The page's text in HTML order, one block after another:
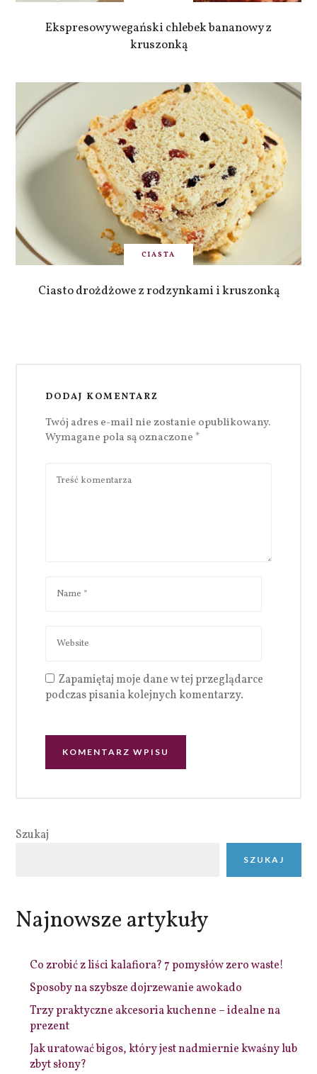
Ekspresowy wegański chlebek bananowy z
kruszonką
CIASTA
Ciasto drożdżowe z rodzynkami i kruszonką
DODAJ KOMENTARZ
Twój adres e-mail nie zostanie opublikowany.
Wymagane pola są oznaczone *
Zapamiętaj moje dane w tej przeglądarce
podczas pisania kolejnych komentarzy.
Szukaj
SZUKAJ
Najnowsze artykuły
Co zrobić z liści kalafiora? 7 pomysłów zero waste!
Sposoby na szybsze dojrzewanie awokado
Trzy praktyczne akcesoria kuchenne – idealne na
prezent
Jak uratować bigos, który jest nadmiernie kwaśny lub
zbyt słony?